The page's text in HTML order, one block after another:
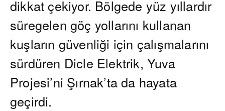
dikkat çekiyor. Bölgede yüz yıllardır
süregelen göç yollarını kullanan
kuşların güvenliği için çalışmalarını
sürdüren Dicle Elektrik, Yuva
Projesi’ni Şırnak’ta da hayata
geçirdi.